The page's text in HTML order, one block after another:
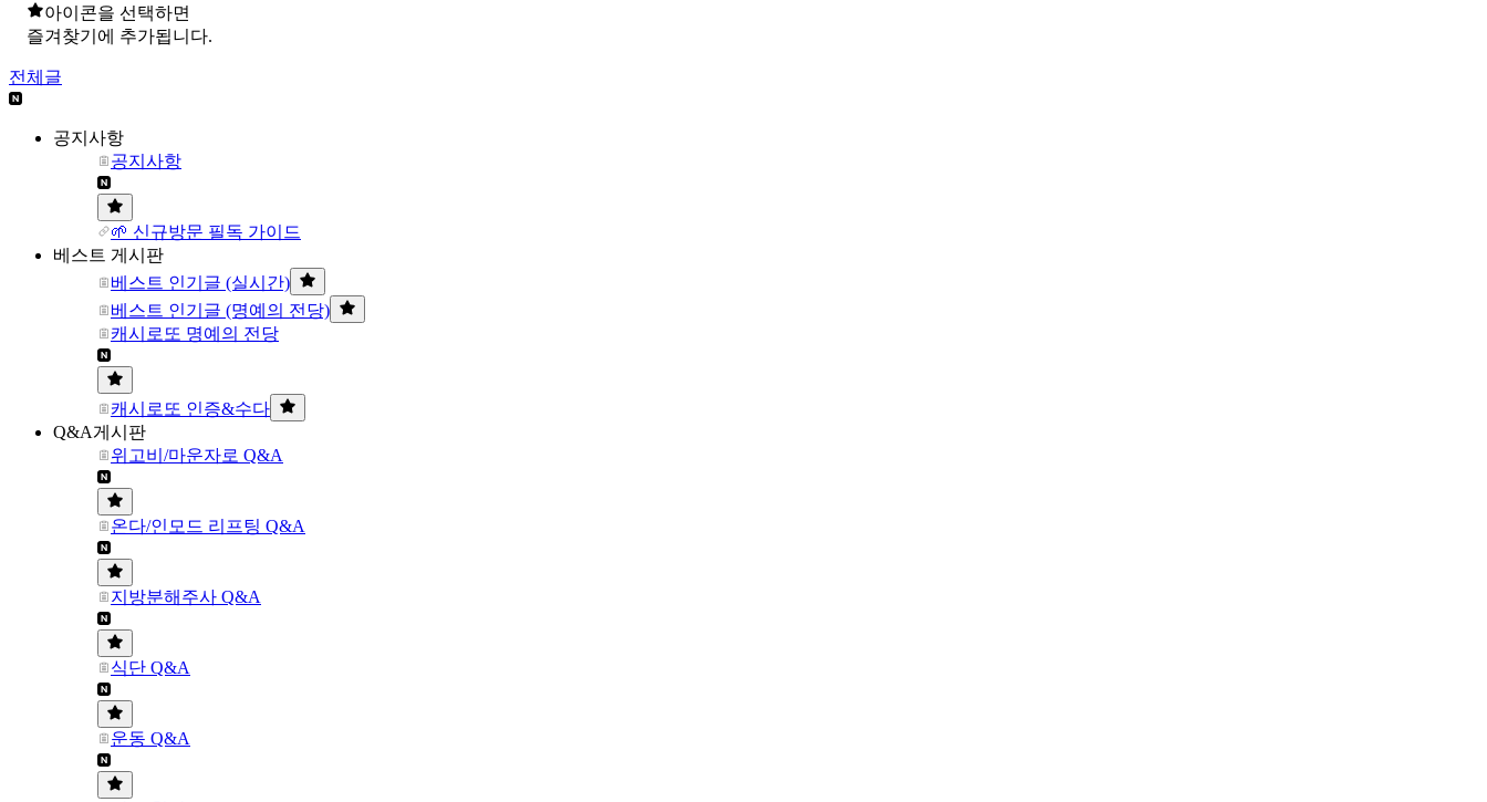
아이콘을 선택하면
즐겨찾기에 추가됩니다.
전체글
공지사항
공지사항
🌱 신규방문 필독 가이드
베스트 게시판
베스트 인기글 (실시간)
베스트 인기글 (명예의 전당)
캐시로또 명예의 전당
캐시로또 인증&수다
Q&A게시판
위고비/마운자로 Q&A
온다/인모드 리프팅 Q&A
지방분해주사 Q&A
식단 Q&A
운동 Q&A